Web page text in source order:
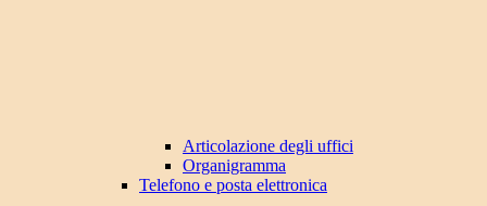
Articolazione degli uffici
Organigramma
Telefono e posta elettronica